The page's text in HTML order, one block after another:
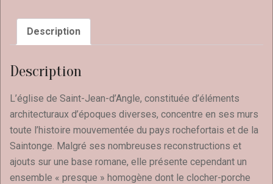
Saint-
d’Angle
Description
Description
L’église de Saint-Jean-d’Angle, constituée d’éléments
architecturaux d’époques diverses, concentre en ses murs
toute l’histoire mouvementée du pays rochefortais et de la
Saintonge. Malgré ses nombreuses reconstructions et
ajouts sur une base romane, elle présente cependant un
ensemble « presque » homogène dont le clocher-porche